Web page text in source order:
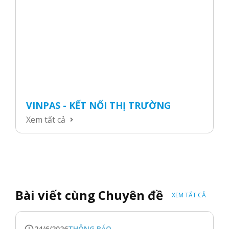
VINPAS - KẾT NỐI THỊ TRƯỜNG
Xem tất cả
Bài viết cùng Chuyên đề XEM TẤT CẢ